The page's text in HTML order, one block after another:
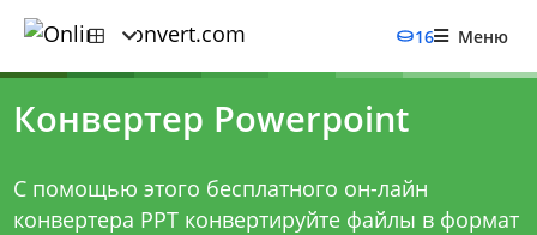
16 Меню
Конвертер Powerpoint
С помощью этого бесплатного он-лайн
конвертера PPT конвертируйте файлы в формат